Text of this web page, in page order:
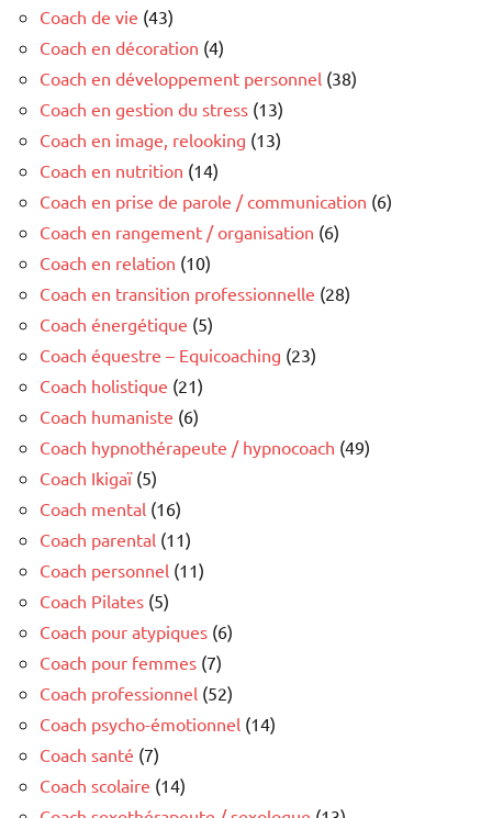
Coach de vie (43)
Coach en décoration (4)
Coach en développement personnel (38)
Coach en gestion du stress (13)
Coach en image, relooking (13)
Coach en nutrition (14)
Coach en prise de parole / communication (6)
Coach en rangement / organisation (6)
Coach en relation (10)
Coach en transition professionnelle (28)
Coach énergétique (5)
Coach équestre – Equicoaching (23)
Coach holistique (21)
Coach humaniste (6)
Coach hypnothérapeute / hypnocoach (49)
Coach Ikigaï(5)
Coach mental (16)
Coach parental (11)
Coach personnel (11)
Coach Pilates (5)
Coach pour atypiques (6)
Coach pour femmes (7)
Coach professionnel (52)
Coach psycho-émotionnel (14)
Coach santé (7)
Coach scolaire (14)